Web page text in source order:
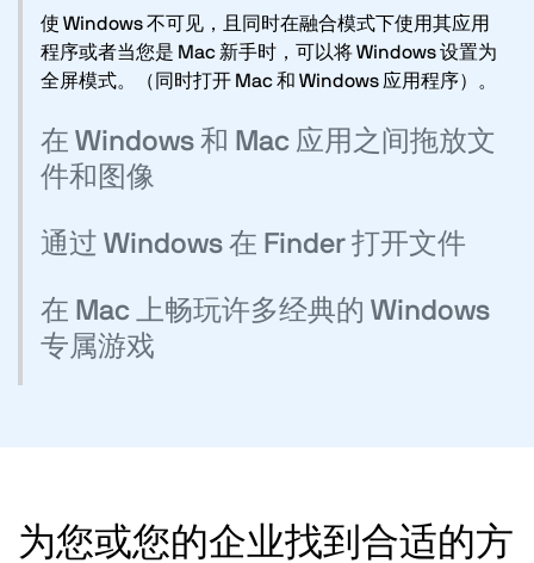
使 Windows 不可见，且同时在融合模式下使用其应用
程序或者当您是 Mac 新手时，可以将 Windows 设置为
全屏模式。（同时打开 Mac 和 Windows 应用程序）。
在 Windows 和 Mac 应用之间拖放文
件和图像
通过 Windows 在 Finder 打开文件
在 Mac 上畅玩许多经典的 Windows
专属游戏
为您或您的企业找到合适的方